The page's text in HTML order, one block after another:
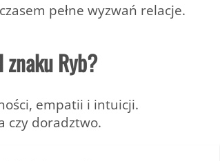
pełne wyzwań relacje.
Ryb?
empatii i intuicji.
czy doradztwo.